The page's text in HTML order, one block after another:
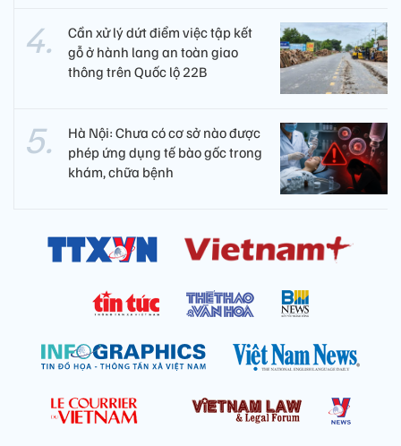
Cần xử lý dứt điểm việc tập kết
gỗ ở hành lang an toàn giao
thông trên Quốc lộ 22B
Hà Nội: Chưa có cơ sở nào được
phép ứng dụng tế bào gốc trong
khám, chữa bệnh